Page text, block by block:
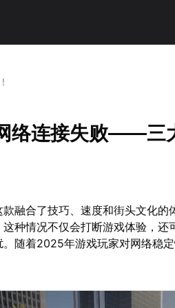
络连接失败——三
融合了技巧、速度和街头文化
种情况不仅会打断游戏体验，
随着2025年游戏玩家对网络稳